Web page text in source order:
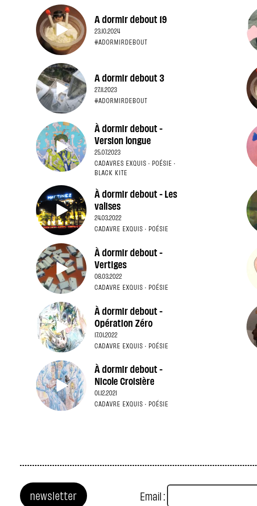
A dormir debout 19
23.10.2024
#ADORMIRDEBOUT
A dormir debout 3
27.11.2023
#ADORMIRDEBOUT
À dormir debout -
Version longue
25.07.2023
CADAVRES EXQUIS · POÉSIE ·
BLACK KITE
À dormir debout - Les
valises
24.03.2022
CADAVRE EXQUIS · POÉSIE
À dormir debout -
Vertiges
08.03.2022
CADAVRE EXQUIS · POÉSIE
À dormir debout -
Opération Zéro
17.01.2022
CADAVRE EXQUIS · POÉSIE
À dormir debout -
Nicole Croisière
01.12.2021
CADAVRE EXQUIS · POÉSIE
newsletter Email :